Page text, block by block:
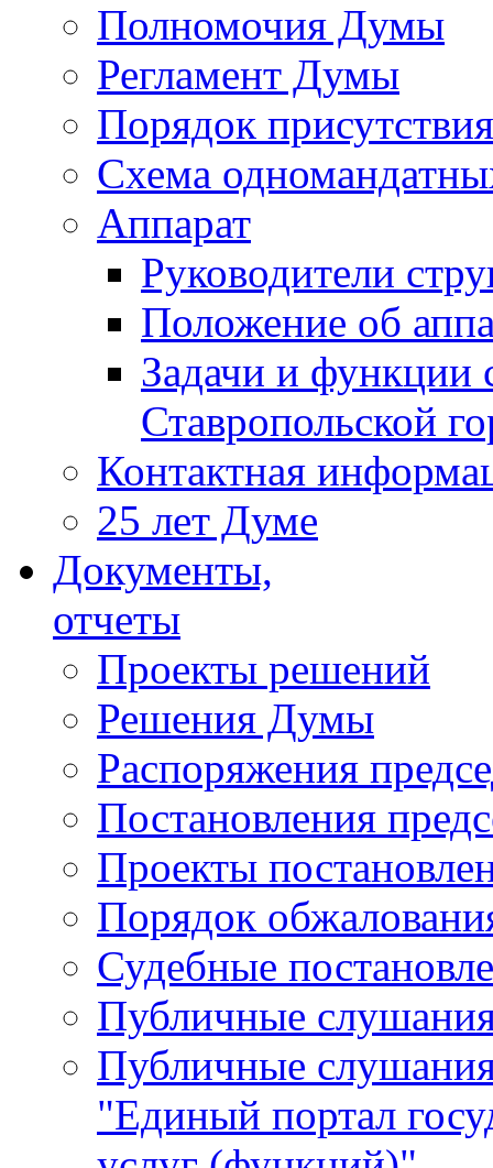
Полномочия Думы
Регламент Думы
Порядок
Схема
Аппарат
Руководители
Положение об
Задачи и функции
Ставропольской
Контактная
25 лет Думе
Документы,
отчеты
Проекты решений
Решения Думы
Распоряжения
Постановления
Проекты
Порядок
Судебные
Публичные
Публичные
"Единый портал